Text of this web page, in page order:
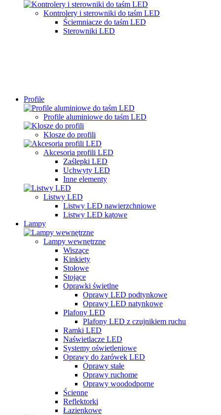
Kontrolery i sterowniki do taśm LED
Ściemniacze do taśm LED
Sterowniki LED
Profile
Profile aluminiowe do taśm LED
Klosze do profili
Akcesoria profili LED
Zaślepki LED
Uchwyty LED
Inne elementy
Listwy LED
Listwy LED nawierzchniowe
Listwy LED kątowe
Lampy
Lampy wewnętrzne
Wiszące
Kinkiety
Stołowe
Stojące
Oprawki świetlne
Oprawy LED podtynkowe
Oprawy LED natynkowe
Plafony LED
Plafony LED z czujnikiem ruchu
Ramki LED
Naświetlacze LED
Systemy oświetleniowe
Oprawy do żarówek LED
Oprawy stałe
Oprawy ruchome
Oprawy woododporne
Ścienne
Reflektorki
Łazienkowe